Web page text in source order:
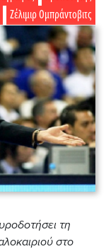
Ζέλιμιρ Ομπράντοβιτς
τη
στο